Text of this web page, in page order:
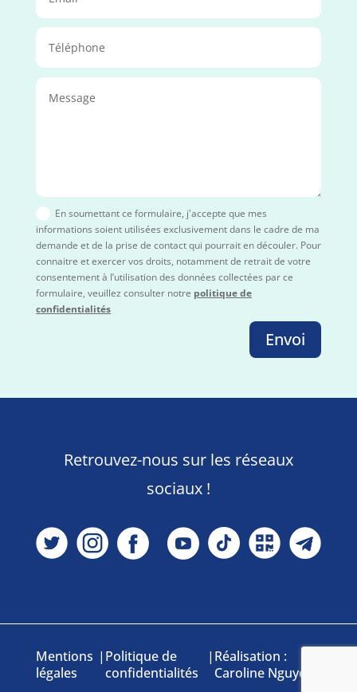
En soumettant ce formulaire, j'accepte que mes
informations soient utilisées exclusivement dans le cadre de ma
demande et de la prise de contact qui pourrait en découler. Pour
connaitre et exercer vos droits, notamment de retrait de votre
consentement à l’utilisation des données collectées par ce
formulaire, veuillez consulter notre politique de
confidentialités
Envoi
Retrouvez-nous sur les réseaux
sociaux !
Mentions
légales
| Politique de
confidentialités
| Réalisation :
Caroline Nguyen